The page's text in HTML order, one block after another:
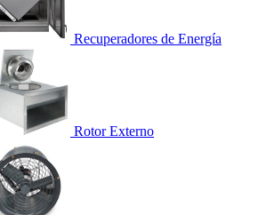
Recuperadores de Energía
Rotor Externo